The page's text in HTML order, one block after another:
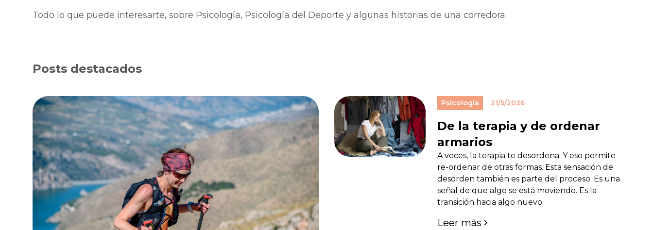
Todo lo que puede interesarte, sobre Psicología, Psicología del Deporte y algunas historias de una corredora.
Posts destacados
Psicología 21/5/2026
De la terapia y de ordenar
armarios
A veces, la terapia te desordena. Y eso permite
re-ordenar de otras formas. Esta sensación de
desorden también es parte del proceso. Es una
señal de que algo se está moviendo. Es la
transición hacia algo nuevo.
Leer más